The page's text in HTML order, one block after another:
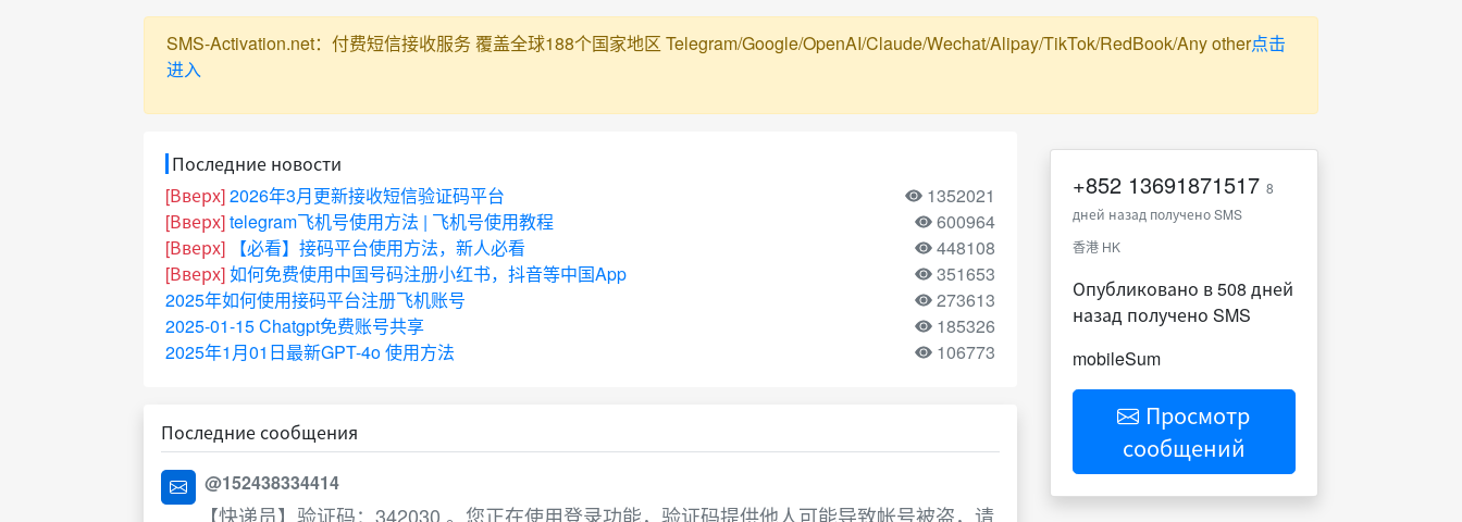
SMS-Activation.net：付费短信接收服务 覆盖全球188个国家地区 Telegram/Google/OpenAI/Claude/Wechat/Alipay/TikTok/RedBook/Any other点击
进入
Последние новости
[Вверх]2026年3月更新接收短信验证码平台
1352021
[Вверх]telegram飞机号使用方法 | 飞机号使用教程
600964
[Вверх]
【必看】接码平台使用方法，新人必看
448108
[Вверх]如何免费使用中国号码注册小红书，抖音等中国App
351653
2025年如何使用接码平台注册飞机账号
273613
2025-01-15 Chatgpt免费账号共享
185326
2025年1月01日最新GPT-4o 使用方法
106773
Последние сообщения
@152438334414
【快递员】验证码：342030 。您正在使用登录功能，验证码提供他人可能导致帐号被盗，请
+852 13691871517 8
дней назад получено SMS
香港 HK
Опубликовано в 508 дней
назад получено SMS
mobileSum
Просмотр
сообщений